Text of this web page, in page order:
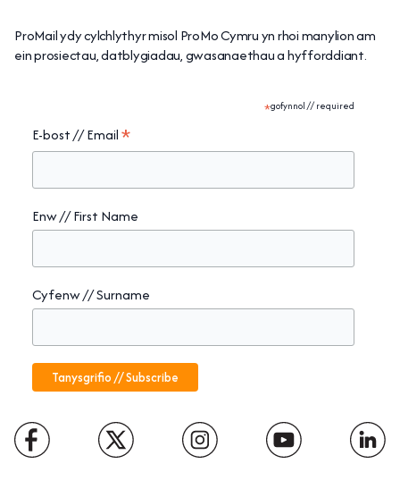
ProMail ydy cylchlythyr misol ProMo Cymru yn rhoi manylion am
ein prosiectau, datblygiadau, gwasanaethau a hyfforddiant.
*gofynnol // required
E-bost // Email*
Enw // First Name
Cyfenw // Surname